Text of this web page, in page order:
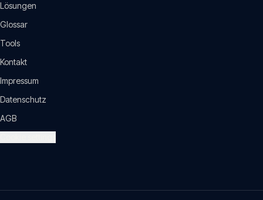
Lösungen
Glossar
Tools
Kontakt
Impressum
Datenschutz
AGB